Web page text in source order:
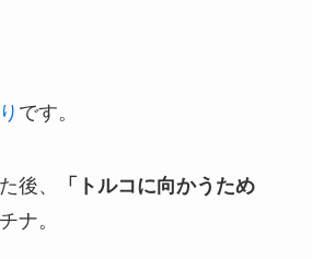
です。
後、
「トルコに向かうため
ナ。